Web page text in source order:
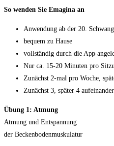
So wenden Sie Emagina an
Anwendung ab der 20.
bequem zu Hause
vollständig durch die App
Nur ca. 15-20 Minuten pro
Zunächst 2-mal pro Woche,
Zunächst 3, später 4
Übung 1: Atmung
Atmung und Entspannung
der Beckenbodenmuskulatur